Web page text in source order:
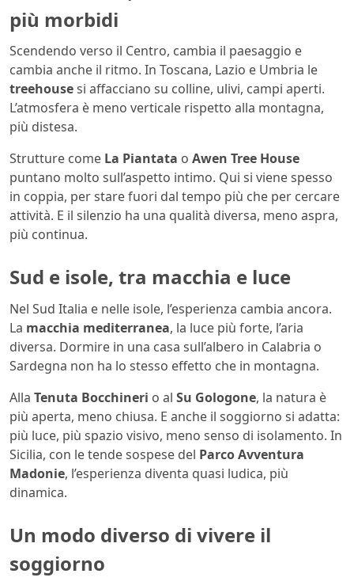
più morbidi
Scendendo verso il Centro, cambia il paesaggio e
cambia anche il ritmo. In Toscana, Lazio e Umbria le
treehousesi affacciano su colline, ulivi, campi aperti.
L’atmosfera è meno verticale rispetto alla montagna,
più distesa.
Strutture come La Piantata o Awen Tree House
puntano molto sull’aspetto intimo. Qui si viene spesso
in coppia, per stare fuori dal tempo più che per cercare
attività. E il silenzio ha una qualità diversa, meno aspra,
più continua.
Sud e isole, tra macchia e luce
Nel Sud Italia e nelle isole, l’esperienza cambia ancora.
La macchia mediterranea, la luce più forte, l’aria
diversa. Dormire in una casa sull’albero in Calabria o
Sardegna non ha lo stesso effetto che in montagna.
Alla Tenuta Bocchineri o al Su Gologone, la natura è
più aperta, meno chiusa. E anche il soggiorno si adatta:
più luce, più spazio visivo, meno senso di isolamento. In
Sicilia, con le tende sospese del Parco Avventura
Madonie, l’esperienza diventa quasi ludica, più
dinamica.
Un modo diverso di vivere il
soggiorno